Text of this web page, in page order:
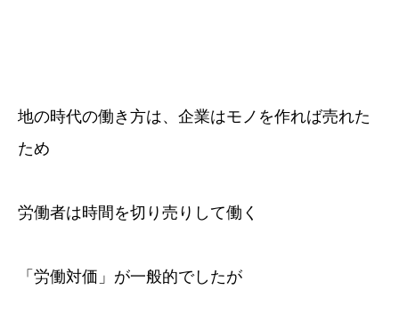
地の時代の働き方は、企業はモノを作れば売れた
ため
労働者は時間を切り売りして働く
「労働対価」が一般的でしたが